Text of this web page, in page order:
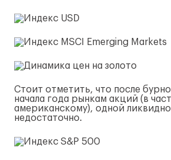
Стоит отметить, что после
начала года рынкам акций (в
американскому), одной
недостаточно.